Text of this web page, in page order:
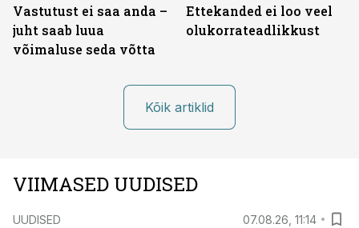
Vastutust ei saa anda –
juht saab luua
võimaluse seda võtta
Ettekanded ei loo veel
olukorrateadlikkust
Kõik artiklid
VIIMASED UUDISED
UUDISED 07.08.26, 11:14